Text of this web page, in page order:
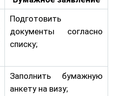
Подготовить
документы согласно
списку;
Заполнить бумажную
анкету на визу;